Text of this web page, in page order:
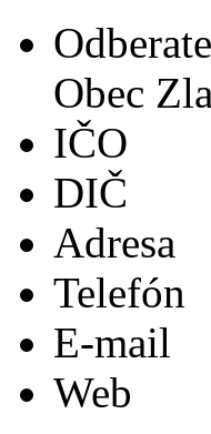
Obec
IČO
DIČ
Adresa
Telefón
E-mail
Web